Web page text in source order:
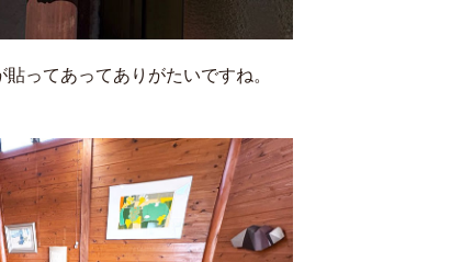
ってあってありがたいですね。